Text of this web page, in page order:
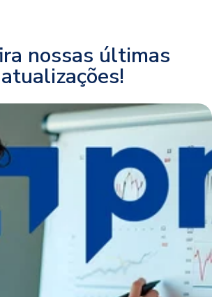
nossas últimas
atualizações!